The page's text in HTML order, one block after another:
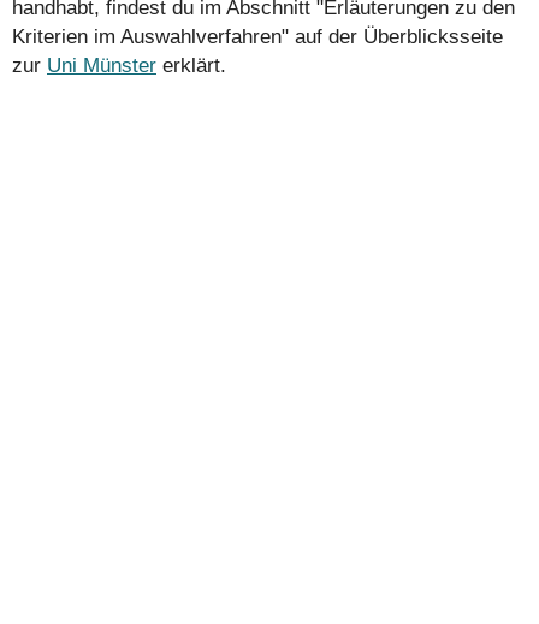
handhabt, findest du im Abschnitt "Erläuterungen zu den
Kriterien im Auswahlverfahren" auf der Überblicksseite
zur Uni Münster erklärt.